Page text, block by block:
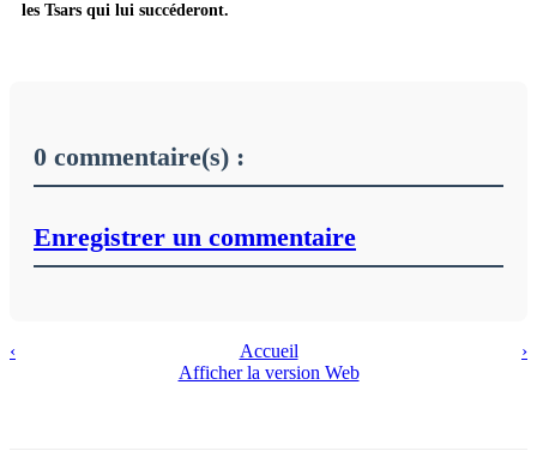
les Tsars qui lui succéderont.
0 commentaire(s) :
Enregistrer un commentaire
‹ ›
Accueil
Afficher la version Web